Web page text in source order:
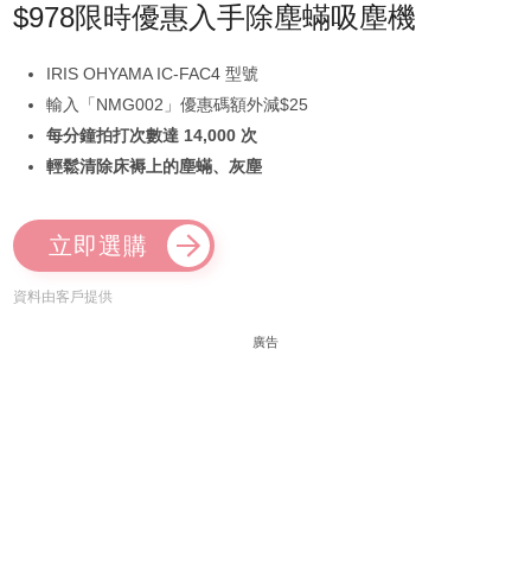
$978限時優惠入手除塵蟎吸塵機
IRIS OHYAMA IC-FAC4 型號
輸入「NMG002」優惠碼額外減$25
每分鐘拍打次數達 14,000 次
輕鬆清除床褥上的塵蟎、灰塵
立即選購
資料由客戶提供
廣告